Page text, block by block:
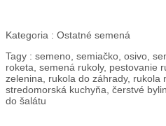
Kategoria : Ostatné semená
Tagy : semeno, semiačko, osivo,
roketa, semená rukoly, pestovanie
zelenina, rukola do záhrady, rukola
stredomorská kuchyňa, čerstvé
do šalátu